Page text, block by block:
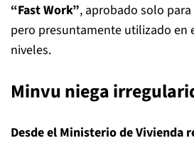
“Fast Work”, aprobado solo
pero presuntamente utilizado en
niveles.
Minvu niega
Desde el Ministerio de Vivienda